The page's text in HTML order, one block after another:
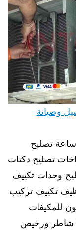
الواحة 98025055 غسيل وصيانة
تصليح مكيفات الواحة نقدم خدمة 24 ساعة تصليح
تصليح دكتات
وحدات تكييف
تكييف تركيب
للمكيفات
شاطر ورخيص